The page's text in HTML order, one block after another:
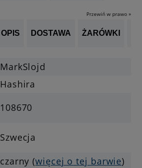
Przewiń w prawo »
OPIS DOSTAWA ŻARÓWKI
MarkSlojd
Hashira
108670
Szwecja
czarny (więcej o tej barwie)